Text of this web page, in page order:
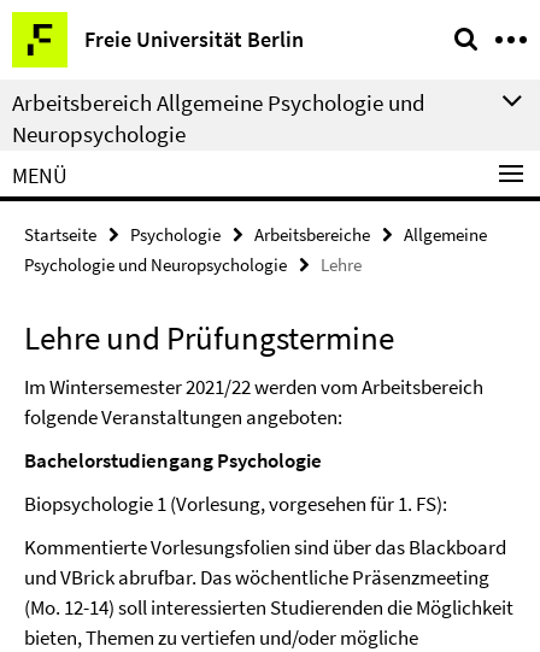
Springe
direkt
zu
Inhalt
Freie Universität Berlin
Service-
Navigation
Arbeitsbereich Allgemeine Psychologie und
Neuropsychologie
MENÜ
Startseite Psychologie Arbeitsbereiche
Allgemeine
Psychologie und Neuropsychologie
Lehre
Lehre und Prüfungstermine
Im Wintersemester 2021/22 werden vom Arbeitsbereich
folgende Veranstaltungen angeboten:
Bachelorstudiengang Psychologie
Biopsychologie 1 (Vorlesung, vorgesehen für 1. FS):
Kommentierte Vorlesungsfolien sind über das Blackboard
und VBrick abrufbar. Das wöchentliche Präsenzmeeting
(Mo. 12-14) soll interessierten Studierenden die Möglichkeit
bieten, Themen zu vertiefen und/oder mögliche